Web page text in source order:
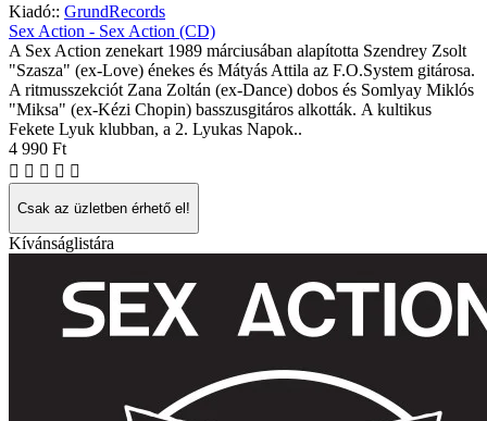
Kiadó:: GrundRecords
Sex Action - Sex Action (CD)
A Sex Action zenekart 1989 márciusában alapította Szendrey Zsolt
"Szasza" (ex-Love) énekes és Mátyás Attila az F.O.System gitárosa.
A ritmusszekciót Zana Zoltán (ex-Dance) dobos és Somlyay Miklós
"Miksa" (ex-Kézi Chopin) basszusgitáros alkották. A kultikus
Fekete Lyuk klubban, a 2. Lyukas Napok..
4 990 Ft
Csak az üzletben érhető el!
Kívánságlistára